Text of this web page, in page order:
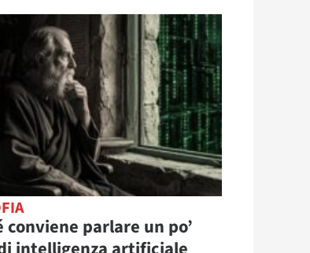
conviene parlare un po’